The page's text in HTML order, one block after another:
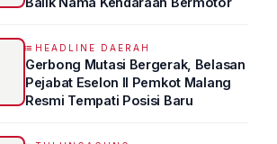
HEADLINE DAERAH
Gerbong Mutasi Bergerak, Belasan
Pejabat Eselon II Pemkot Malang
Resmi Tempati Posisi Baru